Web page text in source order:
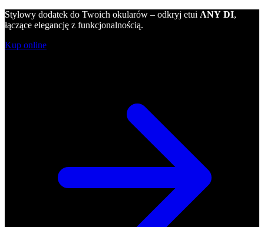
Stylowy dodatek do Twoich okularów – odkryj etui ANY DI,
łączące elegancję z funkcjonalnością.
Kup online